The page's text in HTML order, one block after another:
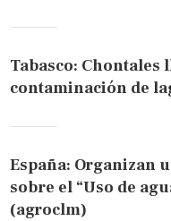
Tabasco: Chontales
contaminación de
España: Organizan
sobre el “Uso de
(agroclm)